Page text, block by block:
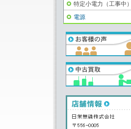
特定小電力（工事中）
電源